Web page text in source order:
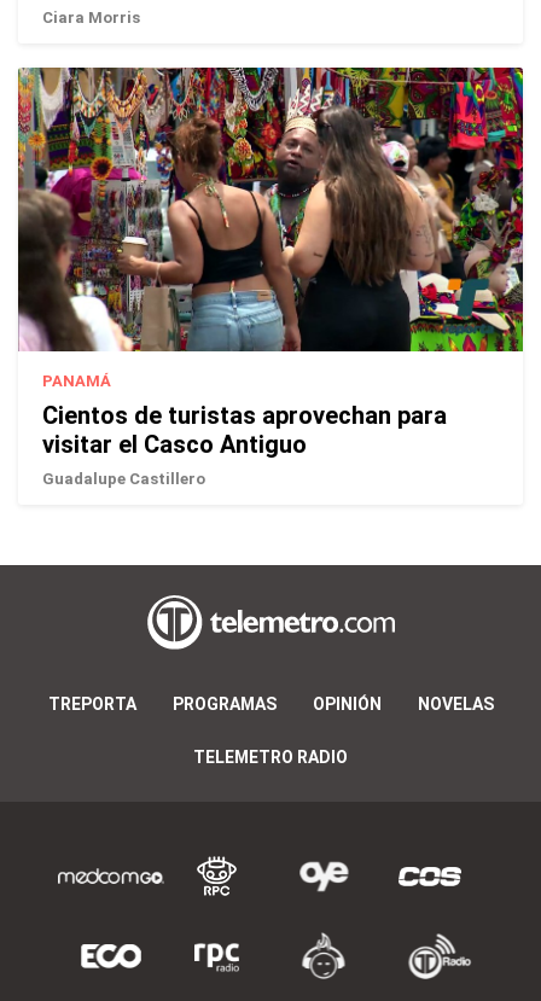
Ciara Morris
PANAMÁ
Cientos de turistas aprovechan para
visitar el Casco Antiguo
Guadalupe Castillero
TREPORTA PROGRAMAS OPINIÓN NOVELAS
TELEMETRO RADIO